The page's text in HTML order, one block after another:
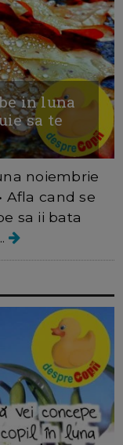
in luna
sa te
noiembrie
Afla cand se
sa ii bata